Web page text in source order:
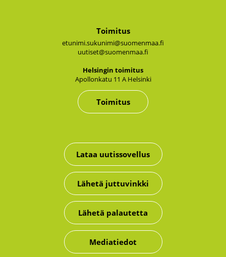
Toimitus
etunimi.sukunimi@suomenmaa.fi
uutiset@suomenmaa.fi
Hel­sin­gin toi­mi­tus
Apol­lon­ka­tu 11 A Hel­sin­ki
Toimitus
Lataa uutissovellus
Lähetä juttuvinkki
Lähetä palautetta
Mediatiedot